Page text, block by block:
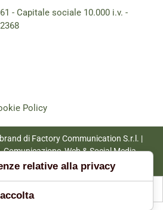
- Capitale sociale 10.000 i.v. -
Policy
di Factory Communication S.r.l. |
Web & Social Media
relative alla privacy